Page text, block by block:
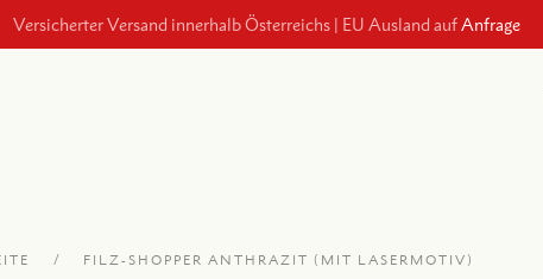
Versicherter Versand innerhalb Österreichs | EU Ausland aufAnfrage
FILZ-SHOPPER ANTHRAZIT (MIT LASERMOTIV)